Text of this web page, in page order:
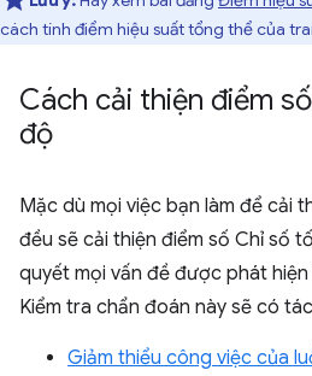
cách tính điểm hiệu suất tổng thể của
Cách cải thiện điểm
độ
Mặc dù mọi việc bạn làm để cải
đều sẽ cải thiện điểm số Chỉ số
quyết mọi vấn đề được phát
Kiểm tra chẩn đoán này sẽ có
Giảm thiểu công việc của